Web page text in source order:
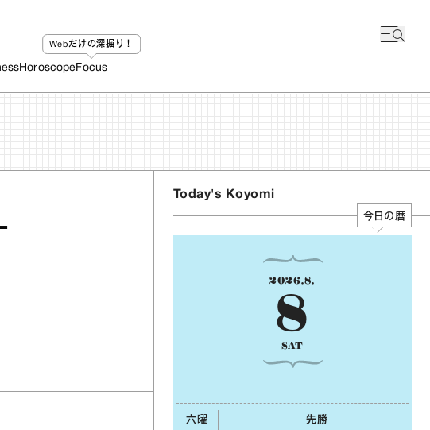
Horoscope
Webだけの深掘り！
Focus
Today's Koyomi
今日の暦
2026.8.
8
SAT
六曜 先勝